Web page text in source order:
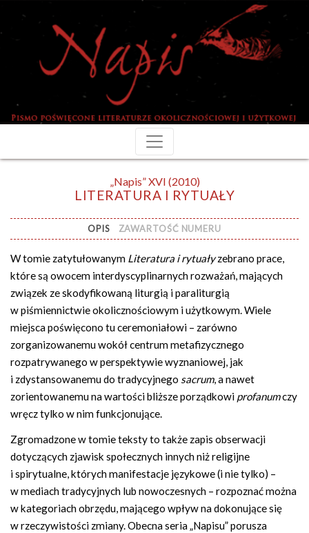
„Napis” XVI (2010)
LITERATURA I RYTUAŁY
OPIS ZAWARTOŚĆ NUMERU
W tomie zatytułowanym Literatura i rytuałyzebrano prace,
które są owocem interdyscyplinarnych rozważań, mających
związek ze skodyfikowaną liturgią i paraliturgią
w piśmiennictwie okolicznościowym i użytkowym. Wiele
miejsca poświęcono tu ceremoniałowi – zarówno
zorganizowanemu wokół centrum metafizycznego
rozpatrywanego w perspektywie wyznaniowej, jak
i zdystansowanemu do tradycyjnego sacrum, a nawet
zorientowanemu na wartości bliższe porządkowi profanumczy
wręcz tylko w nim funkcjonujące.
Zgromadzone w tomie teksty to także zapis obserwacji
dotyczących zjawisk społecznych innych niż religijne
i spirytualne, których manifestacje językowe (i nie tylko) –
w mediach tradycyjnych lub nowoczesnych – rozpoznać można
w kategoriach obrzędu, mającego wpływ na dokonujące się
w rzeczywistości zmiany. Obecna seria „Napisu” porusza